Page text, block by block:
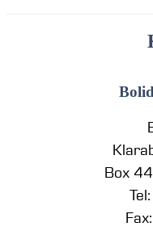
Box